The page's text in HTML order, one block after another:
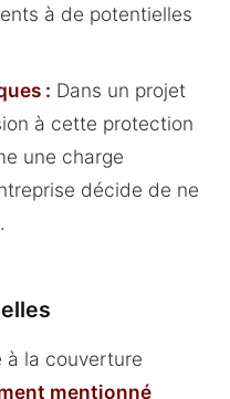
à de potentielles
: Dans un projet
à cette protection
une charge
décide de ne
à la couverture
mentionné